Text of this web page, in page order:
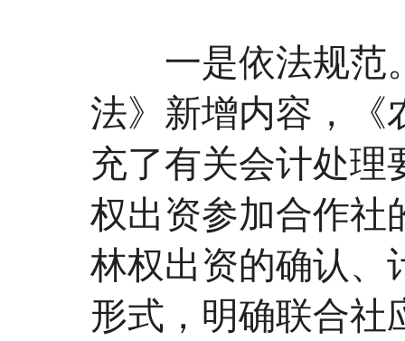
一是依法规范。
法》新增内容，《
充了有关会计处理
权出资参加合作社
林权出资的确认、
形式，明确联合社